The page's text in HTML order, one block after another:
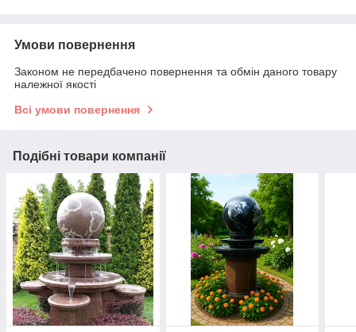
Умови повернення
Законом не передбачено повернення та обмін даного товару
належної якості
Всі умови повернення
Подібні товари компанії